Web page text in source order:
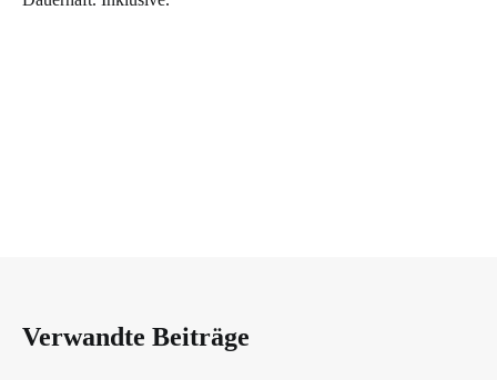
Verwandte Beiträge